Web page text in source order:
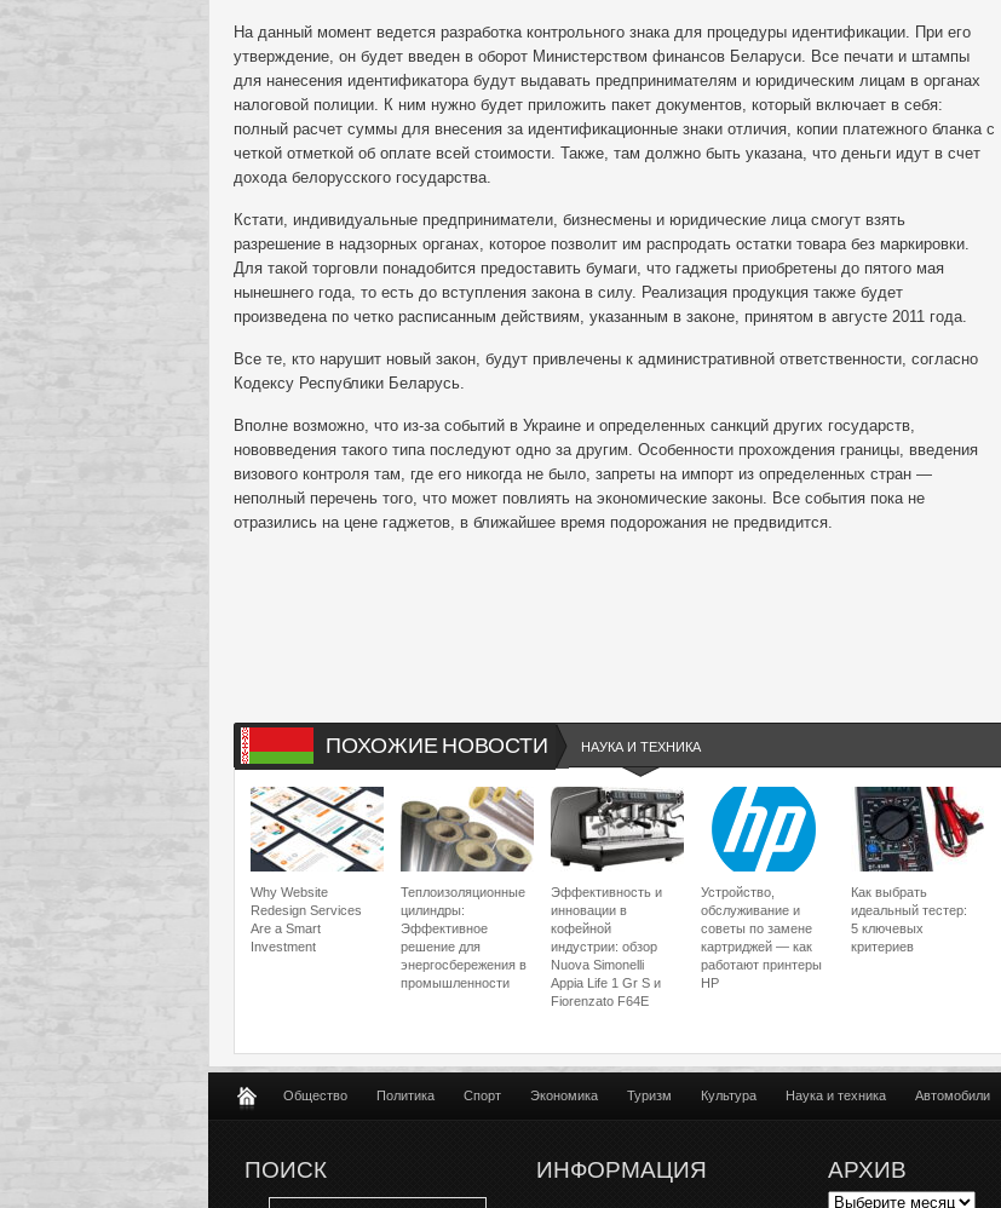
На данный момент ведется разработка контрольного знака для процедуры идентификации. При его
утверждение, он будет введен в оборот Министерством финансов Беларуси. Все печати и штампы
для нанесения идентификатора будут выдавать предпринимателям и юридическим лицам в органах
налоговой полиции. К ним нужно будет приложить пакет документов, который включает в себя:
полный расчет суммы для внесения за идентификационные знаки отличия, копии платежного бланка с
четкой отметкой об оплате всей стоимости. Также, там должно быть указана, что деньги идут в счет
дохода белорусского государства.
Кстати, индивидуальные предприниматели, бизнесмены и юридические лица смогут взять
разрешение в надзорных органах, которое позволит им распродать остатки товара без маркировки.
Для такой торговли понадобится предоставить бумаги, что гаджеты приобретены до пятого мая
нынешнего года, то есть до вступления закона в силу. Реализация продукция также будет
произведена по четко расписанным действиям, указанным в законе, принятом в августе 2011 года.
Все те, кто нарушит новый закон, будут привлечены к административной ответственности, согласно
Кодексу Республики Беларусь.
Вполне возможно, что из-за событий в Украине и определенных санкций других государств,
нововведения такого типа последуют одно за другим. Особенности прохождения границы, введения
визового контроля там, где его никогда не было, запреты на импорт из определенных стран —
неполный перечень того, что может повлиять на экономические законы. Все события пока не
отразились на цене гаджетов, в ближайшее время подорожания не предвидится.
ПОХОЖИЕ НОВОСТИ НАУКА И ТЕХНИКА
Why Website
Redesign Services
Are a Smart
Investment
Теплоизоляционные
цилиндры:
Эффективное
решение для
энергосбережения в
промышленности
Эффективность и
инновации в
кофейной
индустрии: обзор
Nuova Simonelli
Appia Life 1 Gr S и
Fiorenzato F64E
Устройство,
обслуживание и
советы по замене
картриджей — как
работают принтеры
HP
Как выбрать
идеальный тестер:
5 ключевых
критериев
Общество Политика Спорт Экономика Туризм Культура Наука и техника Автомобили
ПОИСК ИНФОРМАЦИЯ АРХИВ